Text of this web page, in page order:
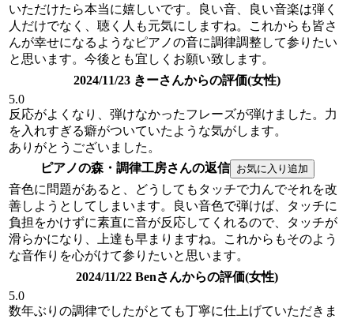
いただけたら本当に嬉しいです。良い音、良い音楽は弾く
人だけでなく、聴く人も元気にしますね。これからも皆さ
んが幸せになるようなピアノの音に調律調整して参りたい
と思います。今後とも宜しくお願い致します。
2024/11/23 きーさんからの評価(女性)
5.0
反応がよくなり、弾けなかったフレーズが弾けました。力
を入れすぎる癖がついていたような気がします。
ありがとうございました。
ピアノの森・調律工房さんの返信
音色に問題があると、どうしてもタッチで力んでそれを改
善しようとしてしまいます。良い音色で弾けば、タッチに
負担をかけずに素直に音が反応してくれるので、タッチが
滑らかになり、上達も早まりますね。これからもそのよう
な音作りを心がけて参りたいと思います。
2024/11/22 Benさんからの評価(女性)
5.0
数年ぶりの調律でしたがとても丁寧に仕上げていただきま